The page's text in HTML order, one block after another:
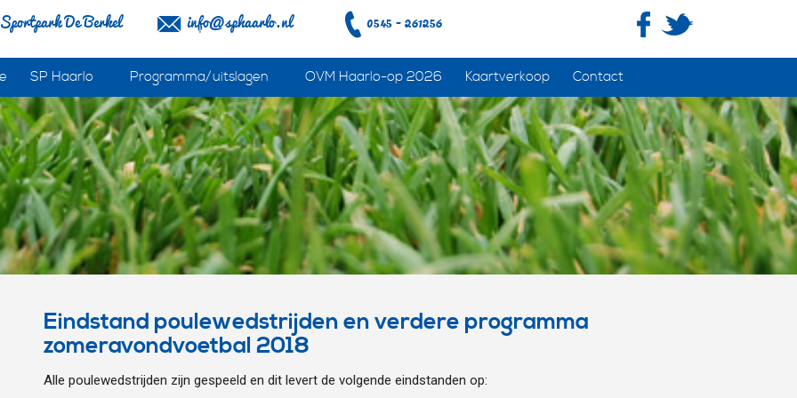
Sportpark De Berkel info@sphaarlo.nl 0545 - 261256
SP Haarlo Programma/uitslagen OVM Haarlo-op 2026 Kaartverkoop Contact
Eindstand poulewedstrijden en verdere programma
zomeravondvoetbal 2018
Alle poulewedstrijden zijn gespeeld en dit levert de volgende eindstanden op: